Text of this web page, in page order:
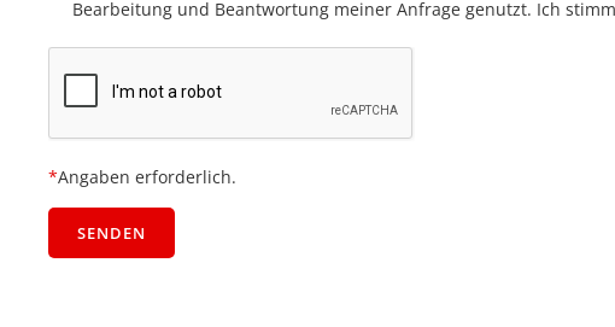
Bearbeitung und Beantwortung meiner Anfrage genutzt. Ich
*Angaben erforderlich.